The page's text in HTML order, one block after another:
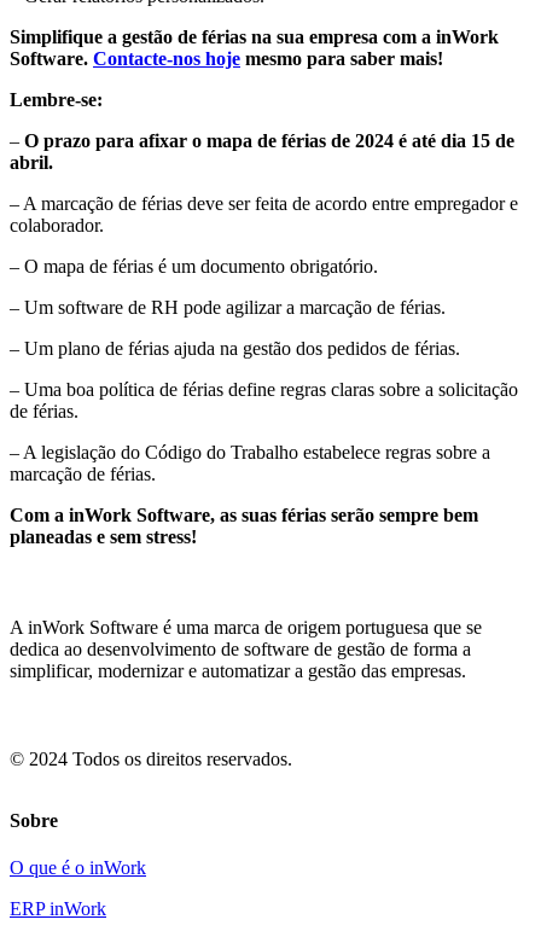
Simplifique a gestão de férias na sua empresa com a inWork
Software. Contacte-nos hoje mesmo para saber mais!
Lembre-se:
– O prazo para afixar o mapa de férias de 2024 é até dia 15 de
abril.
– A marcação de férias deve ser feita de acordo entre empregador e
colaborador.
– O mapa de férias é um documento obrigatório.
– Um software de RH pode agilizar a marcação de férias.
– Um plano de férias ajuda na gestão dos pedidos de férias.
– Uma boa política de férias define regras claras sobre a solicitação
de férias.
– A legislação do Código do Trabalho estabelece regras sobre a
marcação de férias.
Com a inWork Software, as suas férias serão sempre bem
planeadas e sem stress!
A inWork Software é uma marca de origem portuguesa que se
dedica ao desenvolvimento de software de gestão de forma a
simplificar, modernizar e automatizar a gestão das empresas.
© 2024 Todos os direitos reservados.
Sobre
O que é o inWork
ERP inWork